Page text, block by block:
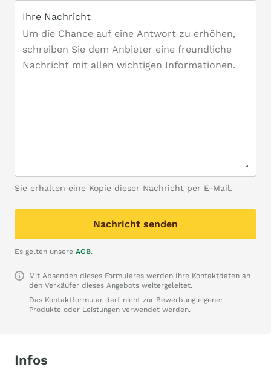
Ihre Nachricht
Sie erhalten eine Kopie dieser Nachricht per E-Mail.
Nachricht senden
Es gelten unsere AGB.
Mit Absenden dieses Formulares werden Ihre Kontaktdaten an
den Verkäufer dieses Angebots weitergeleitet.
Das Kontaktformular darf nicht zur Bewerbung eigener
Produkte oder Leistungen verwendet werden.
Infos